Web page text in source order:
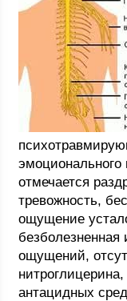
отмечается
тревожность,
ощущение
безболезненная
ощущений,
антацидных